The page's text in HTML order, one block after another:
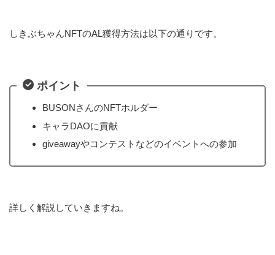
しきぶちゃんNFTのAL獲得方法は以下の通りです。
ポイント
BUSONさんのNFTホルダー
キャラDAOに貢献
giveawayやコンテストなどのイベントへの参加
詳しく解説していきますね。